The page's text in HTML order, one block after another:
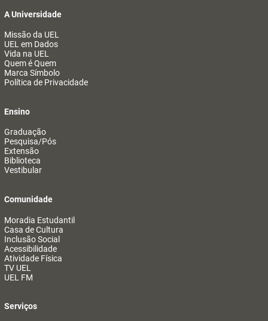
A Universidade
Missão da UEL
UEL em Dados
Vida na UEL
Quem é Quem
Marca Símbolo
Política de Privacidade
Ensino
Graduação
Pesquisa/Pós
Extensão
Biblioteca
Vestibular
Comunidade
Moradia Estudantil
Casa de Cultura
Inclusão Social
Acessibilidade
Atividade Física
TV UEL
UEL FM
Serviços